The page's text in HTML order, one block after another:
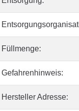
Füllmenge:
Gefahrenhinweis:
Hersteller Adresse: